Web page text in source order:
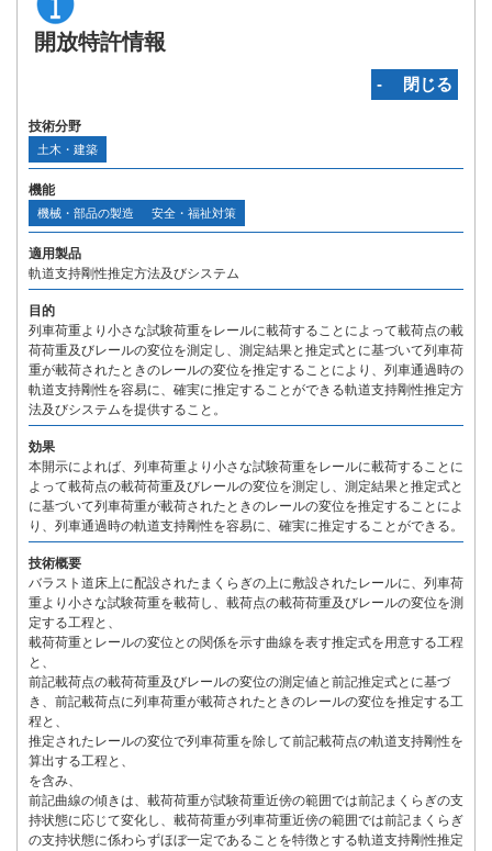
開放特許情報
‐ 閉じる
技術分野
土木・建築
機能
機械・部品の製造 安全・福祉対策
適用製品
軌道支持剛性推定方法及びシステム
目的
列車荷重より小さな試験荷重をレールに載荷することによって載荷点の載
荷荷重及びレールの変位を測定し、測定結果と推定式とに基づいて列車荷
重が載荷されたときのレールの変位を推定することにより、列車通過時の
軌道支持剛性を容易に、確実に推定することができる軌道支持剛性推定方
法及びシステムを提供すること。
効果
本開示によれば、列車荷重より小さな試験荷重をレールに載荷することに
よって載荷点の載荷荷重及びレールの変位を測定し、測定結果と推定式と
に基づいて列車荷重が載荷されたときのレールの変位を推定することによ
り、列車通過時の軌道支持剛性を容易に、確実に推定することができる。
技術概要
バラスト道床上に配設されたまくらぎの上に敷設されたレールに、列車荷
重より小さな試験荷重を載荷し、載荷点の載荷荷重及びレールの変位を測
定する工程と、
載荷荷重とレールの変位との関係を示す曲線を表す推定式を用意する工程
と、
前記載荷点の載荷荷重及びレールの変位の測定値と前記推定式とに基づ
き、前記載荷点に列車荷重が載荷されたときのレールの変位を推定する工
程と、
推定されたレールの変位で列車荷重を除して前記載荷点の軌道支持剛性を
算出する工程と、
を含み、
前記曲線の傾きは、載荷荷重が試験荷重近傍の範囲では前記まくらぎの支
持状態に応じて変化し、載荷荷重が列車荷重近傍の範囲では前記まくらぎ
の支持状態に係わらずほぼ一定であることを特徴とする軌道支持剛性推定